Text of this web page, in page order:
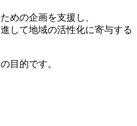
めの企画を支援し、
して地域の活性化に寄与する
目的です。